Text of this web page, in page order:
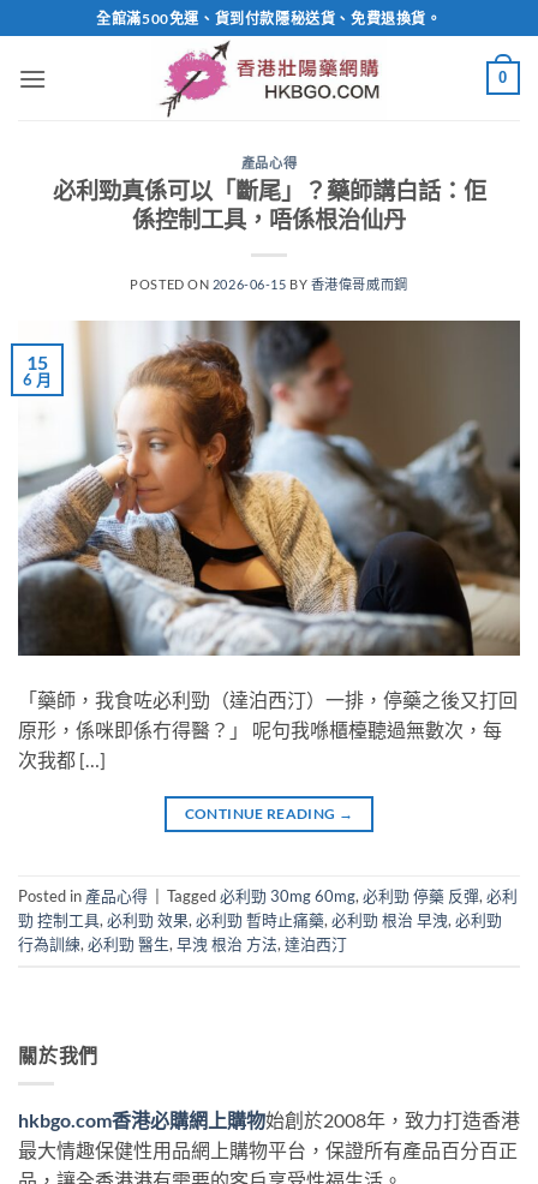
to
content
全館滿500免運、貨到付款隱秘送貨、免費退換貨。
0
產品心得
必利勁真係可以「斷尾」？藥師講白話：佢
係控制工具，唔係根治仙丹
POSTED ON 2026-06-15 BY 香港偉哥威而鋼
15
6 月
「藥師，我食咗必利勁（達泊西汀）一排，停藥之後又打回
原形，係咪即係冇得醫？」 呢句我喺櫃檯聽過無數次，每
次我都 […]
CONTINUE READING →
Posted in 產品心得 Tagged必利勁 30mg 60mg, 必利勁 停藥 反彈, 必利
勁 控制工具, 必利勁 效果, 必利勁 暫時止痛藥, 必利勁 根治 早洩, 必利勁
行為訓練, 必利勁 醫生, 早洩 根治 方法, 達泊西汀
關於我們
hkbgo.com香港必購網上購物始創於2008年，致力打造香港
最大情趣保健性用品網上購物平台，保證所有產品百分百正